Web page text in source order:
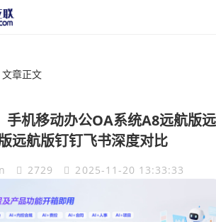
文章正文
手机移动办公OA系统A8远航版远
远航版钉钉飞书深度对比
2729 2025-11-20 13:33:33